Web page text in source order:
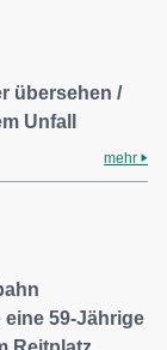
übersehen /
Unfall
mehr
59-Jährige